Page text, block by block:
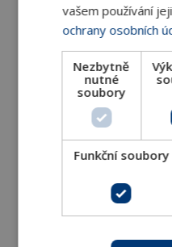
Kulový kohout s
magnetem
vašem používání
ochrany osobních
Nezbytně
nutné
soubory
Funkční soubory